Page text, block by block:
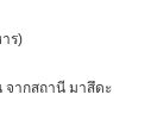
ร)
จากสถานี มาสึดะ